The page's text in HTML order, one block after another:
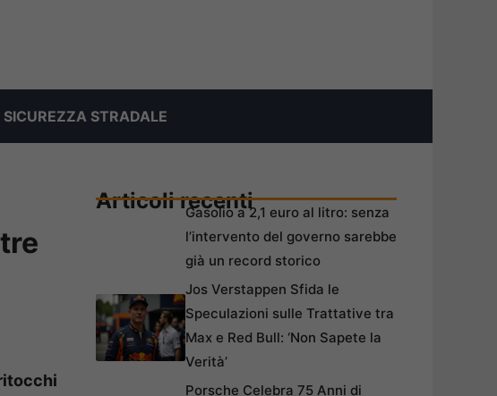
SICUREZZA STRADALE
Articoli recentiGasolio a 2,1 euro al litro: senza
l’intervento del governo sarebbe
già un record storico
Jos Verstappen Sfida le
Speculazioni sulle Trattative tra
Max e Red Bull: ‘Non Sapete la
Verità’
Porsche Celebra 75 Anni di